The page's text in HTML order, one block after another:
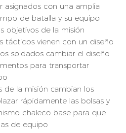
asignados con una amplia
de batalla y su equipo
objetivos de la misión
tácticos vienen con un diseño
soldados cambiar el diseño
para transportar
de la misión cambian los
rápidamente las bolsas y
chaleco base para que
de equipo